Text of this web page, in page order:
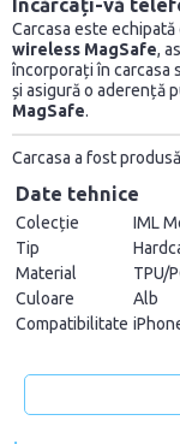
Încărcați-vă
Carcasa este
wireless MagSafe,
încorporați în
și asigură o aderență
MagSafe.
Carcasa a fost
Date tehnice
Colecție
IML
Tip
Material
TPU/
Culoare
Alb
Compatibilitate